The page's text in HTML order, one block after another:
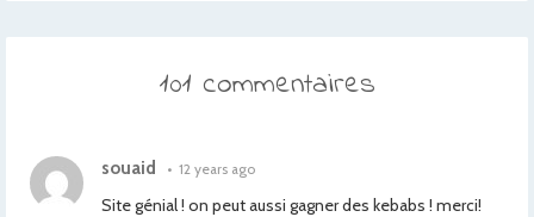
101 commentaires
souaid • 12 years ago
Site génial ! on peut aussi gagner des kebabs ! merci!